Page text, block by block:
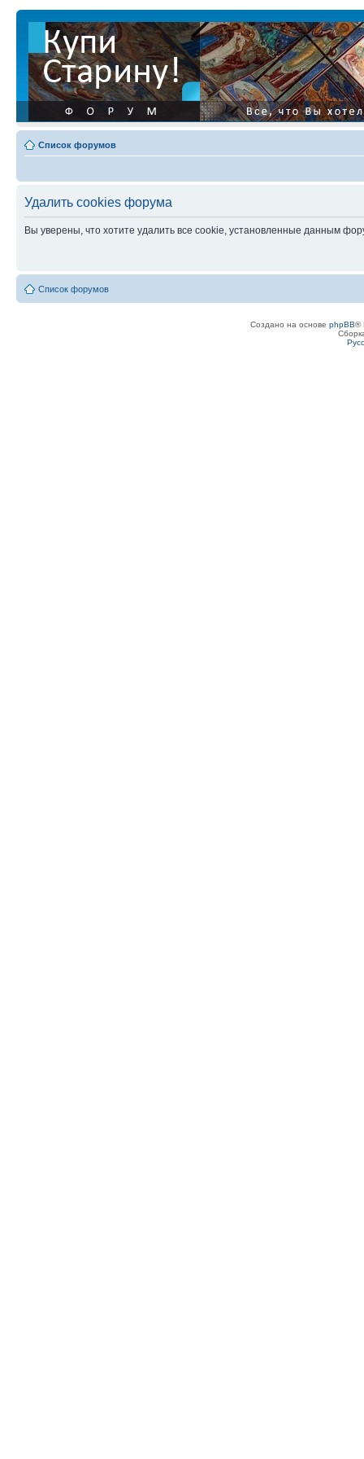
Список форумов
Удалить cookies форума
Вы уверены, что хотите удалить все cookie, установленные данным
Список форумов
Создано на основе phpBB®